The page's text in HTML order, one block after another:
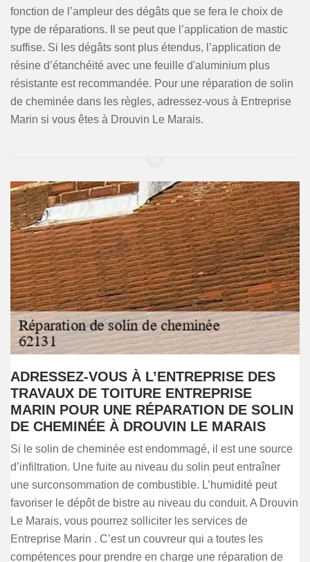
fonction de l’ampleur des dégâts que se fera le choix de
type de réparations. Il se peut que l’application de mastic
suffise. Si les dégâts sont plus étendus, l’application de
résine d’étanchéité avec une feuille d'aluminium plus
résistante est recommandée. Pour une réparation de solin
de cheminée dans les règles, adressez-vous à Entreprise
Marin si vous êtes à Drouvin Le Marais.
ADRESSEZ-VOUS À L’ENTREPRISE DES
TRAVAUX DE TOITURE ENTREPRISE
MARIN POUR UNE RÉPARATION DE SOLIN
DE CHEMINÉE À DROUVIN LE MARAIS
Si le solin de cheminée est endommagé, il est une source
d’infiltration. Une fuite au niveau du solin peut entraîner
une surconsommation de combustible. L’humidité peut
favoriser le dépôt de bistre au niveau du conduit. A Drouvin
Le Marais, vous pourrez solliciter les services de
Entreprise Marin . C’est un couvreur qui a toutes les
compétences pour prendre en charge une réparation de